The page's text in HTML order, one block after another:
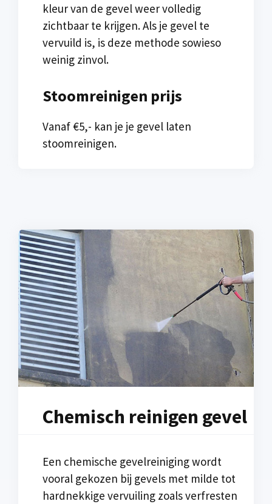
kleur van de gevel weer volledig
zichtbaar te krijgen. Als je gevel te
vervuild is, is deze methode sowieso
weinig zinvol.
Stoomreinigen prijs
Vanaf €5,- kan je je gevel laten
stoomreinigen.
Chemisch reinigen gevel
Een chemische gevelreiniging wordt
vooral gekozen bij gevels met milde tot
hardnekkige vervuiling zoals verfresten